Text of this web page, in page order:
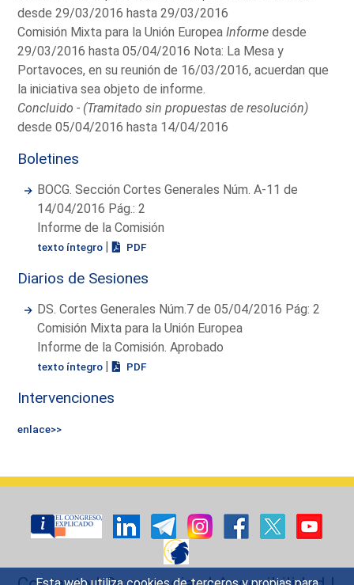
desde 29/03/2016 hasta 29/03/2016
Comisión Mixta para la Unión EuropeaInforme desde
29/03/2016 hasta 05/04/2016 Nota: La Mesa y
Portavoces, en su reunión de 16/03/2016, acuerdan que
la iniciativa sea objeto de informe.
Concluido - (Tramitado sin propuestas de resolución)
desde 05/04/2016 hasta 14/04/2016
Boletines
BOCG. Sección Cortes Generales Núm. A-11 de
14/04/2016 Pág.: 2
Informe de la Comisión
texto íntegro | PDF
Diarios de Sesiones
DS. Cortes Generales Núm.7 de 05/04/2016 Pág: 2
Comisión Mixta para la Unión Europea
Informe de la Comisión. Aprobado
texto íntegro | PDF
Intervenciones
enlace>>